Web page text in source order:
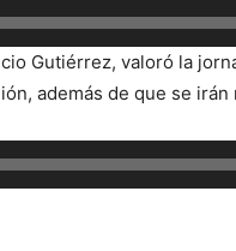
Gutiérrez, valoró la
además de que se